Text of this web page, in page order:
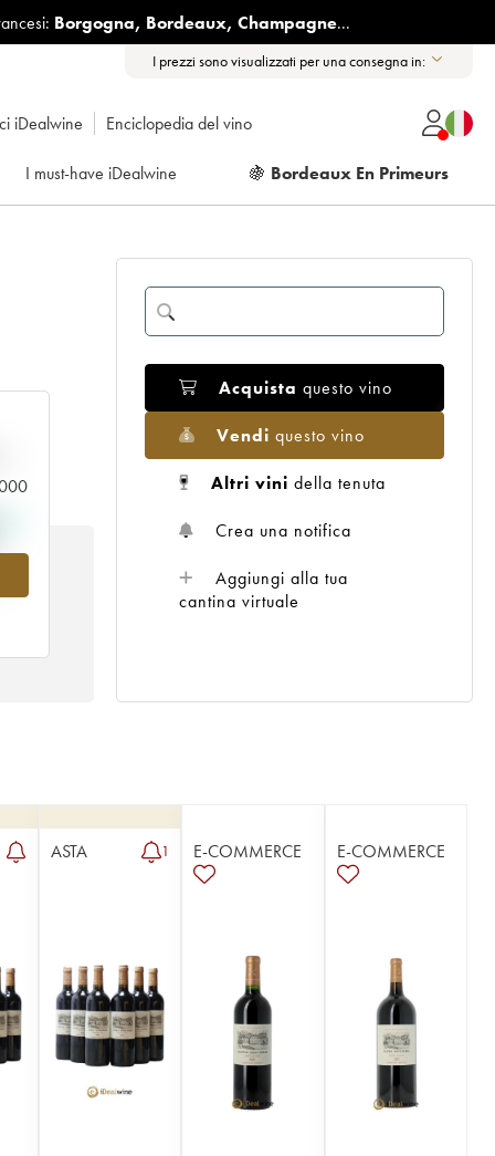
Borgogna, Bordeaux, Champagne...
I prezzi sono visualizzati per una consegna in:
iDealwine Enciclopedia del vino
I must-have iDealwine 🍇 Bordeaux En Primeurs
Acquista questo vino
Vendi questo vino
Altri vini della tenuta
Crea una notifica
Aggiungi alla tua
cantina virtuale
ASTA 1 E-COMMERCE E-COMMERCE